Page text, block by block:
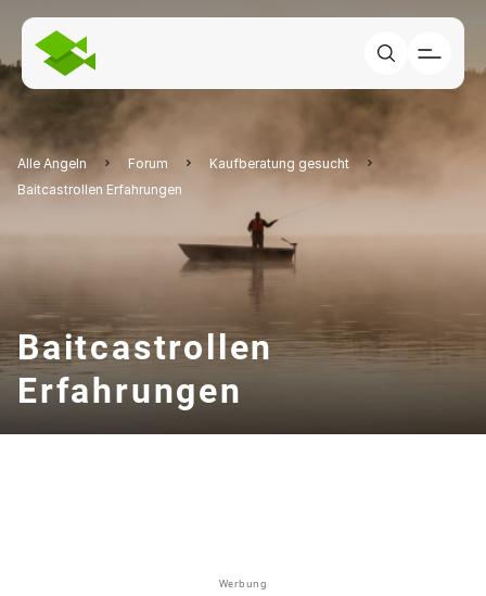
Alle Angeln Forum
Kaufberatung gesucht
Baitcastrollen Erfahrungen
Baitcastrollen
Erfahrungen
Werbung